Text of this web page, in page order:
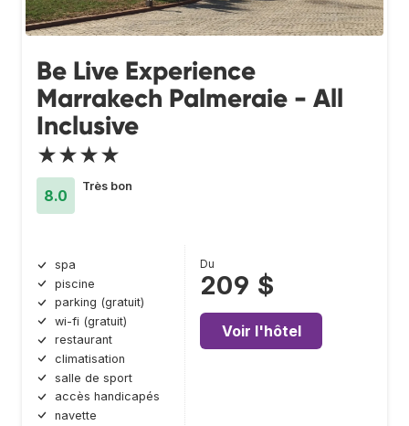
Be Live Experience
Marrakech Palmeraie - All
Inclusive
★★★★
8.0
Très bon
spa
piscine
parking (gratuit)
wi-fi (gratuit)
restaurant
climatisation
salle de sport
accès handicapés
navette
Du
209 $
Voir l'hôtel